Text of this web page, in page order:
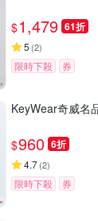
$1,479 61折
5 (2)
限時下殺 券
KeyWear奇威名
$960 6折
4.7(2)
限時下殺 券